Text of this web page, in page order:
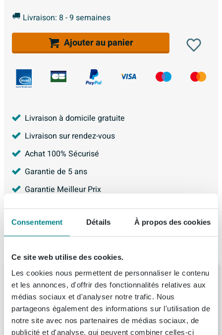
Consentement Détails À propos des cookies
Ce site web utilise des cookies.
Les cookies nous permettent de personnaliser le contenu
et les annonces, d'offrir des fonctionnalités relatives aux
médias sociaux et d'analyser notre trafic. Nous
partageons également des informations sur l'utilisation de
notre site avec nos partenaires de médias sociaux, de
publicité et d'analyse, qui peuvent combiner celles-ci
Livraison: 8 - 9 semaines
Ajouter au panier
Livraison à domicile gratuite
Livraison sur rendez-vous
Achat 100% Sécurisé
Garantie de 5 ans
Garantie Meilleur Prix
4.226avis, avec une évaluation de8.9
BRAUER Adore meuble sous-lavabo -
120x46x55cm - 4 tiroirs softclose - sans
poignées - 2 découpes pour siphon - chêne
massif - chêne à lamelles blanc
Livraison:8 - 9 semaines